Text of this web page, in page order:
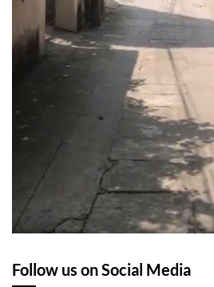
Follow us on Social Media